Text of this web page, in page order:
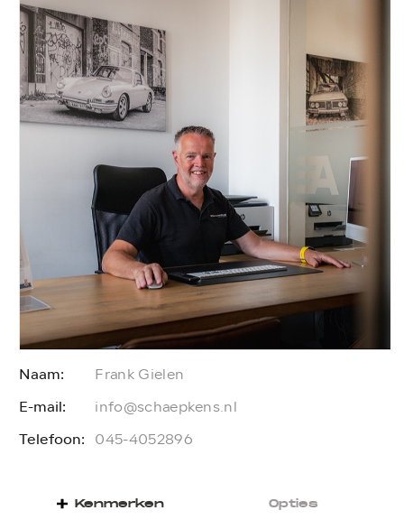
Naam: Frank Gielen
E-mail: info@schaepkens.nl
Telefoon: 045-4052896
Kenmerken Opties